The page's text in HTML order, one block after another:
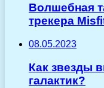
Волшебная
трекера
08.05.2023
Как звезды
галактик?